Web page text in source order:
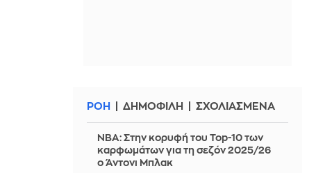
ΡΟΗ ΔΗΜΟΦΙΛΗ ΣΧΟΛΙΑΣΜΕΝΑ
ΝΒΑ: Στην κορυφή του Top-10 των
καρφωμάτων για τη σεζόν 2025/26
ο Άντονι Μπλακ